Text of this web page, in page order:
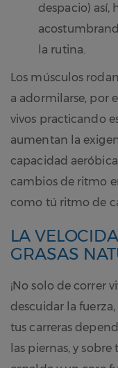
despacio) así,
la rutina.
Los músculos
a adormilarse, por
vivos practicando
aumentan la
capacidad
cambios de ritmo
como tú ritmo de
LA
GRASAS
¡No solo de correr
descuidar la
tus carreras
las piernas, y